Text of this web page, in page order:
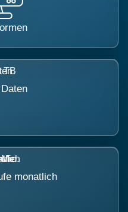
Daten
monatlich